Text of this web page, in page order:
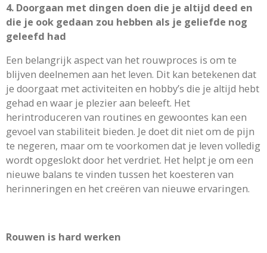
4. Doorgaan met dingen doen die je altijd deed en
die je ook gedaan zou hebben als je geliefde nog
geleefd had
Een belangrijk aspect van het rouwproces is om te
blijven deelnemen aan het leven. Dit kan betekenen dat
je doorgaat met activiteiten en hobby’s die je altijd hebt
gehad en waar je plezier aan beleeft. Het
herintroduceren van routines en gewoontes kan een
gevoel van stabiliteit bieden. Je doet dit niet om de pijn
te negeren, maar om te voorkomen dat je leven volledig
wordt opgeslokt door het verdriet. Het helpt je om een
nieuwe balans te vinden tussen het koesteren van
herinneringen en het creëren van nieuwe ervaringen.
Rouwen is hard werken